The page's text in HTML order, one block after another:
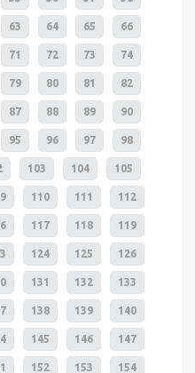
63 64 65 66
71 72 73 74
79 80 81 82
87 88 89 90
95 96 97 98
103 104 105
110 111 112
117 118 119
124 125 126
131 132 133
138 139 140
145 146 147
152 153 154